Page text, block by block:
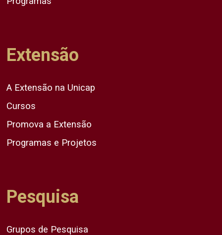
Extensão
A Extensão na Unicap
Cursos
Promova a Extensão
Programas e Projetos
Pesquisa
Grupos de Pesquisa